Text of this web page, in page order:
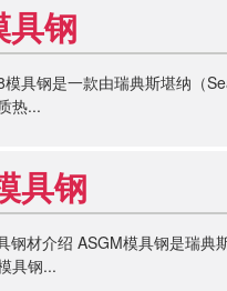
钢
模具钢是一款由瑞典斯堪纳（
热...
具钢
钢材介绍 ASGM模具钢是瑞典
具钢...